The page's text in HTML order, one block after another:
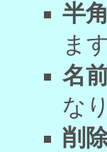
半
ま
名
な
削